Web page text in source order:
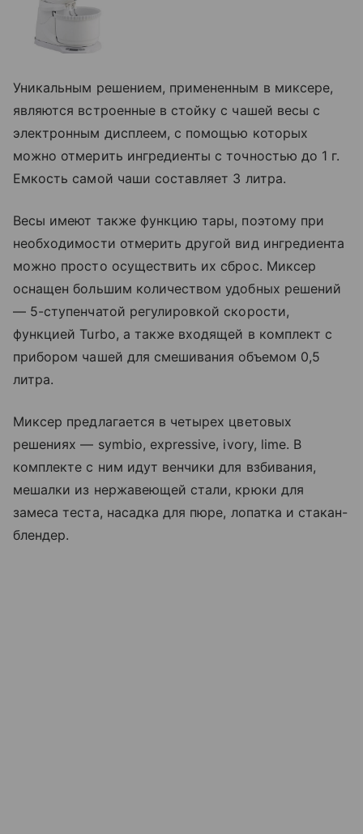
Уникальным решением, примененным в миксере,
являются встроенные в стойку с чашей весы с
электронным дисплеем, с помощью которых
можно отмерить ингредиенты с точностью до 1 г.
Емкость самой чаши составляет 3 литра.
Весы имеют также функцию тары, поэтому при
необходимости отмерить другой вид ингредиента
можно просто осуществить их сброс. Миксер
оснащен большим количеством удобных решений
— 5-ступенчатой регулировкой скорости,
функцией Turbo, а также входящей в комплект с
прибором чашей для смешивания объемом 0,5
литра.
Миксер предлагается в четырех цветовых
решениях — symbio, expressive, ivory, lime. В
комплекте с ним идут венчики для взбивания,
мешалки из нержавеющей стали, крюки для
замеса теста, насадка для пюре, лопатка и стакан-
блендер.